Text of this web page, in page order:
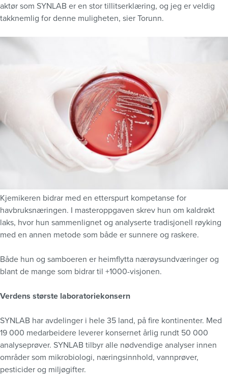
aktør som SYNLAB er en stor tillitserklæring, og jeg er veldig
takknemlig for denne muligheten, sier Torunn.
Kjemikeren bidrar med en etterspurt kompetanse for
havbruksnæringen. I masteroppgaven skrev hun om kaldrøkt
laks, hvor hun sammenlignet og analyserte tradisjonell røyking
med en annen metode som både er sunnere og raskere.
Både hun og samboeren er heimflytta nærøysundværinger og
blant de mange som bidrar til +1000-visjonen.
Verdens største laboratoriekonsern
SYNLAB har avdelinger i hele 35 land, på fire kontinenter. Med
19 000 medarbeidere leverer konsernet årlig rundt 50 000
analyseprøver. SYNLAB tilbyr alle nødvendige analyser innen
områder som mikrobiologi, næringsinnhold, vannprøver,
pesticider og miljøgifter.